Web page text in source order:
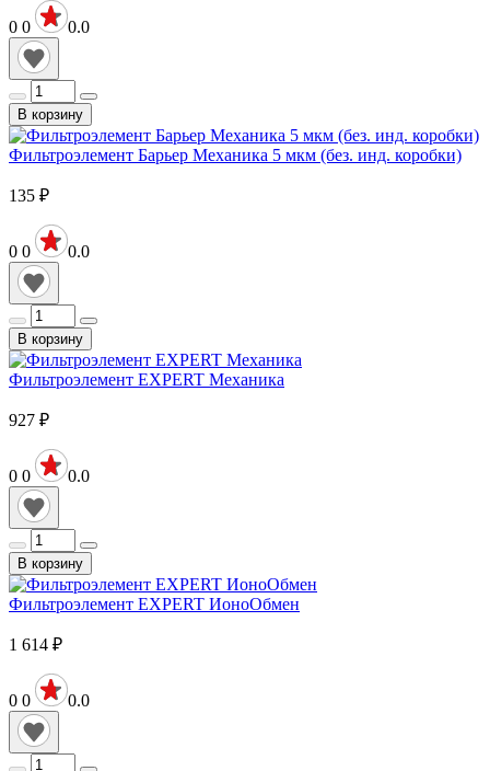
0 0 0.0
В корзину
Фильтроэлемент Барьер Механика 5 мкм (без. инд. коробки)
135 ₽
0 0 0.0
В корзину
Фильтроэлемент EXPERT Механика
927 ₽
0 0 0.0
В корзину
Фильтроэлемент EXPERT ИоноОбмен
1 614 ₽
0 0 0.0